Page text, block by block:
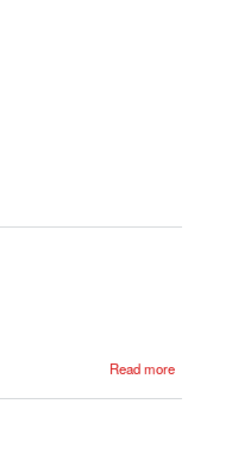
Read more